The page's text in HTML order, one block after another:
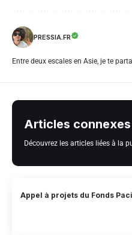
PRESSIA.FR
Entre deux escales en Asie, je te
Articles connexes
Découvrez les articles liées à la
Appel à projets du Fonds